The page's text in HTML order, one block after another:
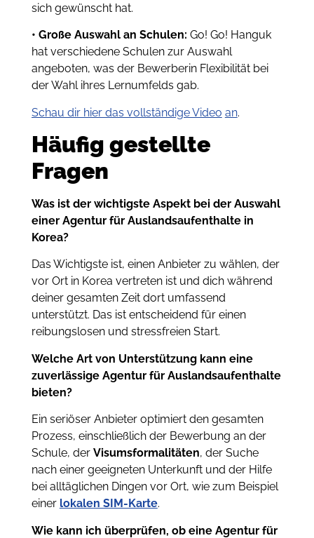
sich gewünscht hat.
• Große Auswahl an Schulen: Go! Go! Hanguk
hat verschiedene Schulen zur Auswahl
angeboten, was der Bewerberin Flexibilität bei
der Wahl ihres Lernumfelds gab.
Schau dir hier das vollständige Video an.
Häufig gestellte
Fragen
Was ist der wichtigste Aspekt bei der Auswahl
einer Agentur für Auslandsaufenthalte in
Korea?
Das Wichtigste ist, einen Anbieter zu wählen, der
vor Ort in Korea vertreten ist und dich während
deiner gesamten Zeit dort umfassend
unterstützt. Das ist entscheidend für einen
reibungslosen und stressfreien Start.
Welche Art von Unterstützung kann eine
zuverlässige Agentur für Auslandsaufenthalte
bieten?
Ein seriöser Anbieter optimiert den gesamten
Prozess, einschließlich der Bewerbung an der
Schule, der Visumsformalitäten, der Suche
nach einer geeigneten Unterkunft und der Hilfe
bei alltäglichen Dingen vor Ort, wie zum Beispiel
einer lokalen SIM-Karte.
Wie kann ich überprüfen, ob eine Agentur für